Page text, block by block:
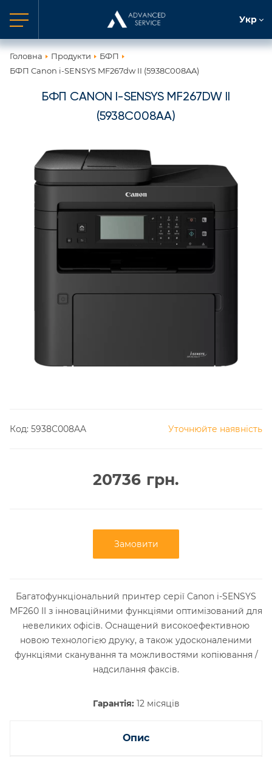
Укр
Головна Продукти
БФП
БФП Canon i-SENSYS MF267dw II (5938C008AA)
БФП CANON I-SENSYS MF267DW II
(5938C008AA)
Код: 5938C008AA Уточнюйте наявність
20736 грн.
Замовити
Багатофункціональний принтер серії Canon i-SENSYS
MF260 II з інноваційними функціями оптимізований для
невеликих офісів. Оснащений високоефективною
новою технологією друку, а також удосконаленими
функціями сканування та можливостями копіювання /
надсилання факсів.
Гарантія:12 місяців
Опис